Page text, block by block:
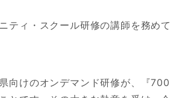
ティ・スクール研修の講師を務めて
向けのオンデマンド研修が、『700